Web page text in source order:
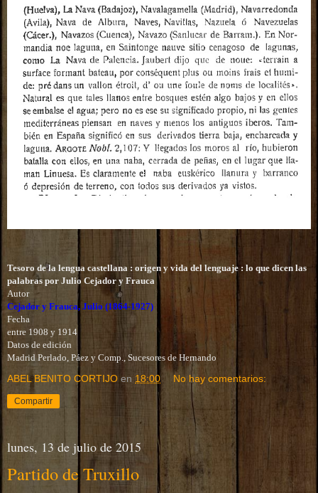
Tesoro de la lengua castellana : origen y vida del lenguaje : lo que dicen las
palabras por Julio Cejador y Frauca
Autor
Cejador y Frauca, Julio (1864-1927)
Fecha
entre 1908 y 1914
Datos de edición
Madrid Perlado, Páez y Comp., Sucesores de Hernando
ABEL BENITO CORTIJO en 18:00 No hay comentarios:
Compartir
lunes, 13 de julio de 2015
Partido de Truxillo